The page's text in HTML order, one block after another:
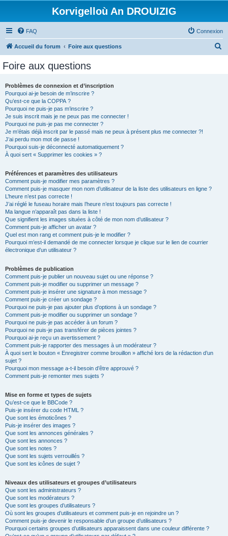
Korvigelloù An DROUIZIG
FAQ Connexion
Accueil du forum Foire aux questions
Foire aux questions
Problèmes de connexion et d’inscription
Pourquoi ai-je besoin de m’inscrire ?
Qu’est-ce que la COPPA ?
Pourquoi ne puis-je pas m’inscrire ?
Je suis inscrit mais je ne peux pas me connecter !
Pourquoi ne puis-je pas me connecter ?
Je m’étais déjà inscrit par le passé mais ne peux à présent plus me connecter ?!
J’ai perdu mon mot de passe !
Pourquoi suis-je déconnecté automatiquement ?
À quoi sert « Supprimer les cookies » ?
Préférences et paramètres des utilisateurs
Comment puis-je modifier mes paramètres ?
Comment puis-je masquer mon nom d’utilisateur de la liste des utilisateurs en ligne ?
L’heure n’est pas correcte !
J’ai réglé le fuseau horaire mais l’heure n’est toujours pas correcte !
Ma langue n’apparaît pas dans la liste !
Que signifient les images situées à côté de mon nom d’utilisateur ?
Comment puis-je afficher un avatar ?
Quel est mon rang et comment puis-je le modifier ?
Pourquoi m’est-il demandé de me connecter lorsque je clique sur le lien de courrier
électronique d’un utilisateur ?
Problèmes de publication
Comment puis-je publier un nouveau sujet ou une réponse ?
Comment puis-je modifier ou supprimer un message ?
Comment puis-je insérer une signature à mon message ?
Comment puis-je créer un sondage ?
Pourquoi ne puis-je pas ajouter plus d’options à un sondage ?
Comment puis-je modifier ou supprimer un sondage ?
Pourquoi ne puis-je pas accéder à un forum ?
Pourquoi ne puis-je pas transférer de pièces jointes ?
Pourquoi ai-je reçu un avertissement ?
Comment puis-je rapporter des messages à un modérateur ?
À quoi sert le bouton « Enregistrer comme brouillon » affiché lors de la rédaction d’un
sujet ?
Pourquoi mon message a-t-il besoin d’être approuvé ?
Comment puis-je remonter mes sujets ?
Mise en forme et types de sujets
Qu’est-ce que le BBCode ?
Puis-je insérer du code HTML ?
Que sont les émoticônes ?
Puis-je insérer des images ?
Que sont les annonces générales ?
Que sont les annonces ?
Que sont les notes ?
Que sont les sujets verrouillés ?
Que sont les icônes de sujet ?
Niveaux des utilisateurs et groupes d’utilisateurs
Que sont les administrateurs ?
Que sont les modérateurs ?
Que sont les groupes d’utilisateurs ?
Où sont les groupes d’utilisateurs et comment puis-je en rejoindre un ?
Comment puis-je devenir le responsable d’un groupe d’utilisateurs ?
Pourquoi certains groupes d’utilisateurs apparaissent dans une couleur différente ?